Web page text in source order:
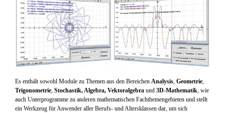
Es enthält sowohl Module zu Themen aus den Bereichen Analysis, Geometrie,
Trigonometrie, Stochastik, Algebra, Vektoralgebra und 3D-Mathematik, wie
auch Unterprogramme zu anderen mathematischen Fachthemengebieten und stellt
ein Werkzeug für Anwender aller Berufs- und Altersklassen dar, um sich